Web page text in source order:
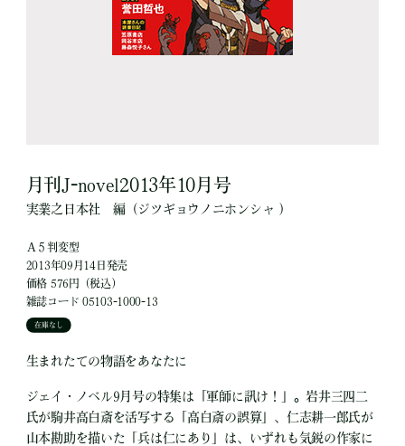
月刊J-novel2013年10月号
実業之日本社 編（ジツギョウノニホンシャ ）
Ａ５判変型
2013年09月14日発売
価格 576円（税込）
雑誌コード 05103-1000-13
在庫なし
生まれたての物語をあなたに
ジェイ・ノベル9月号の特集は「軍師に訊け！」。岩井三四二
氏が駒井高白斎を活写する「高白斎の誤算」、仁志耕一郎氏が
山本勘助を描いた「兵は仁にあり」は、いずれも気鋭の作家に